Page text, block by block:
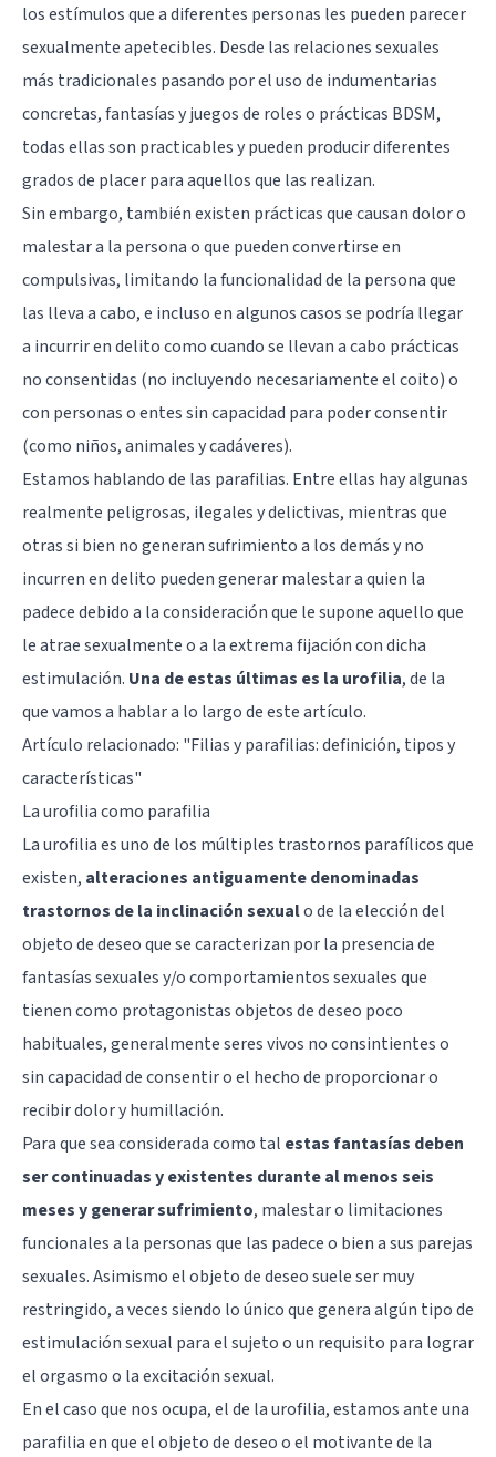
los estímulos que a diferentes personas les pueden parecer
sexualmente apetecibles. Desde las relaciones sexuales
más tradicionales pasando por el uso de indumentarias
concretas, fantasías y juegos de roles o prácticas BDSM,
todas ellas son practicables y pueden producir diferentes
grados de placer para aquellos que las realizan.
Sin embargo, también existen prácticas que causan dolor o
malestar a la persona o que pueden convertirse en
compulsivas, limitando la funcionalidad de la persona que
las lleva a cabo, e incluso en algunos casos se podría llegar
a incurrir en delito como cuando se llevan a cabo prácticas
no consentidas (no incluyendo necesariamente el coito) o
con personas o entes sin capacidad para poder consentir
(como niños, animales y cadáveres).
Estamos hablando de las parafilias. Entre ellas hay algunas
realmente peligrosas, ilegales y delictivas, mientras que
otras si bien no generan sufrimiento a los demás y no
incurren en delito pueden generar malestar a quien la
padece debido a la consideración que le supone aquello que
le atrae sexualmente o a la extrema fijación con dicha
estimulación. Una de estas últimas es la urofilia, de la
que vamos a hablar a lo largo de este artículo.
Artículo relacionado: "Filias y parafilias: definición, tipos y
características"
La urofilia como parafilia
La urofilia es uno de los múltiples trastornos parafílicos que
existen, alteraciones antiguamente denominadas
trastornos de la inclinación sexualo de la elección del
objeto de deseo que se caracterizan por la presencia de
fantasías sexuales y/o comportamientos sexuales que
tienen como protagonistas objetos de deseo poco
habituales, generalmente seres vivos no consintientes o
sin capacidad de consentir o el hecho de proporcionar o
recibir dolor y humillación.
Para que sea considerada como tal estas fantasías deben
ser continuadas y existentes durante al menos seis
meses y generar sufrimiento, malestar o limitaciones
funcionales a la personas que las padece o bien a sus parejas
sexuales. Asimismo el objeto de deseo suele ser muy
restringido, a veces siendo lo único que genera algún tipo de
estimulación sexual para el sujeto o un requisito para lograr
el orgasmo o la excitación sexual.
En el caso que nos ocupa, el de la urofilia, estamos ante una
parafilia en que el objeto de deseo o el motivante de la